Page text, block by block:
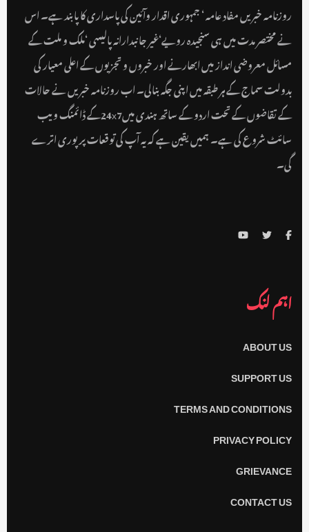
روزنامہ خبریں مفاد عامہ ‘ جمہوری اقدار وآئین کی پاسداری کا پابند ہے۔ اس
نے مختصر مدت میں ہی سنجیدہ رویے‘غیر جانبدارانہ پالیسی ‘ملک و ملت کے
مسائل معروضی انداز میں ابھارنے اور خبروں و تجزیوں کے اعلی معیار کی
بدولت سماج کے ہر طبقہ میں اپنی جگہ بنالی۔ اب روزنامہ خبریں نے حالات
کے تقاضوں کے تحت اردو کے ساتھ ہندی میں24x7کے ڈائمنگ ویب
سائٹ شروع کی ہے۔ ہمیں یقین ہے کہ یہ آپ کی توقعات پر پوری اترے
گی۔
اہم لنک
ABOUT US
SUPPORT US
TERMS AND CONDITIONS
PRIVACY POLICY
GRIEVANCE
CONTACT US